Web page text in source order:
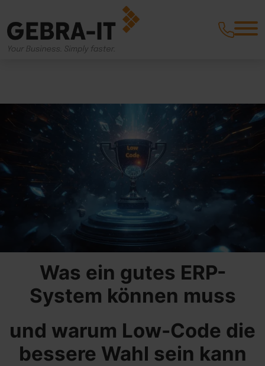
Was ein gutes ERP-
System können muss
und warum Low-Code die
bessere Wahl sein kann